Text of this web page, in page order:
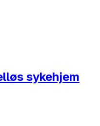
sykehjem